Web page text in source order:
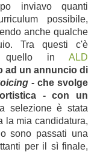
inviavo quanti
possibile,
anche qualche
Tra questi c'è
quello in ALD
ad un annuncio di
- che svolge
- con un
selezione è stata
la mia candidatura,
sono passati una
per il sì finale,